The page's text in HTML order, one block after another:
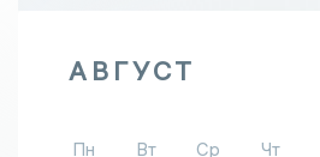
АВГУСТ
Пн Вт Ср Чт